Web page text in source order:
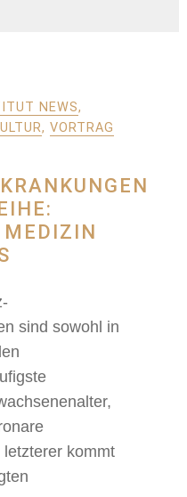
NEWS,
, VORTRAG
MEDIZIN
sind sowohl in
kommt